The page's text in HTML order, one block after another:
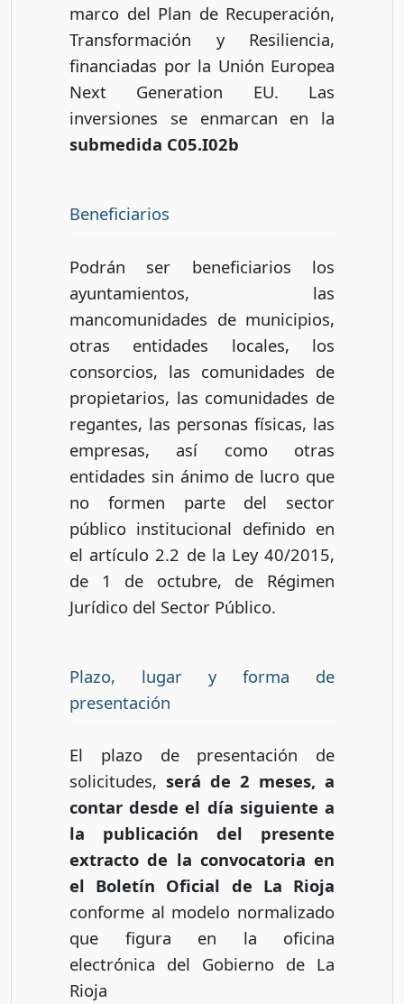
marco del Plan de Recuperación,
Transformación y Resiliencia,
financiadas por la Unión Europea
Next Generation EU. Las
inversiones se enmarcan en la
submedida C05.I02b
Beneficiarios
Podrán ser beneficiarios los
ayuntamientos, las
mancomunidades de municipios,
otras entidades locales, los
consorcios, las comunidades de
propietarios, las comunidades de
regantes, las personas físicas, las
empresas, así como otras
entidades sin ánimo de lucro que
no formen parte del sector
público institucional definido en
el artículo 2.2 de la Ley 40/2015,
de 1 de octubre, de Régimen
Jurídico del Sector Público.
Plazo, lugar y forma de
presentación
El plazo de presentación de
solicitudes, será de 2 meses, a
contar desde el día siguiente a
la publicación del presente
extracto de la convocatoria en
el Boletín Oficial de La Rioja
conforme al modelo normalizado
que figura en la oficina
electrónica del Gobierno de La
Rioja